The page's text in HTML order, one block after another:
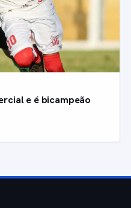
e é bicampeão